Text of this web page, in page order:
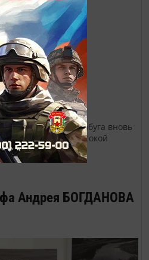
прудах. Елабуга вновь
для ценителей высокой
Андрея БОГДАНОВА